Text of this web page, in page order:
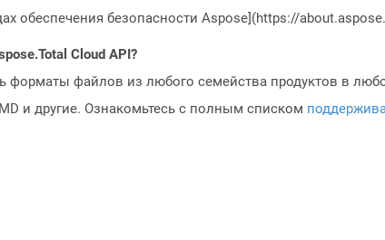
обеспечения безопасности Aspose](https://
Cloud API?
форматы файлов из любого семейства продуктов в
MD и другие. Ознакомьтесь с полным списком